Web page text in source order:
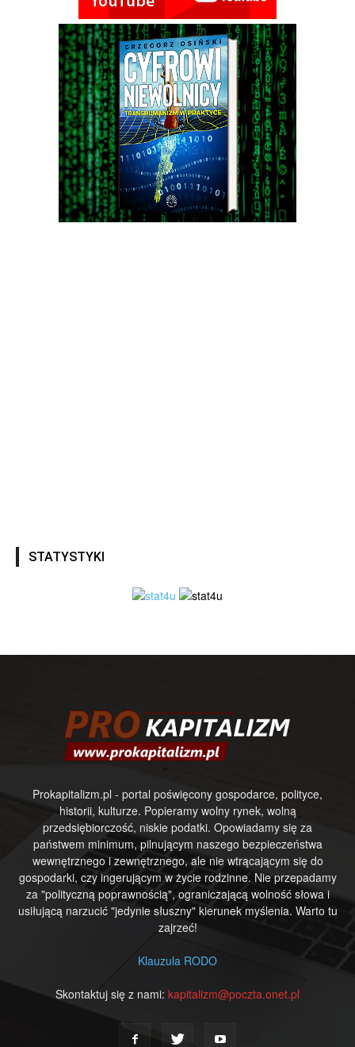
STATYSTYKI
Prokapitalizm.pl - portal poświęcony gospodarce, polityce,
historii, kulturze. Popieramy wolny rynek, wolną
przedsiębiorczość, niskie podatki. Opowiadamy się za
państwem minimum, pilnującym naszego bezpieczeństwa
wewnętrznego i zewnętrznego, ale nie wtrącającym się do
gospodarki, czy ingerującym w życie rodzinne. Nie przepadamy
za "polityczną poprawnością", ograniczającą wolność słowa i
usiłującą narzucić "jedynie słuszny" kierunek myślenia. Warto tu
zajrzeć!
Klauzula RODO
Skontaktuj się z nami: kapitalizm@poczta.onet.pl